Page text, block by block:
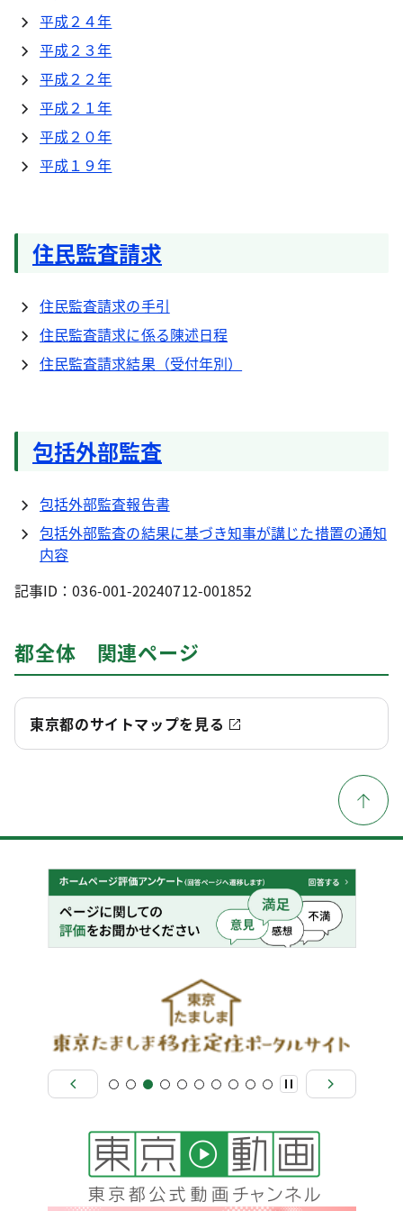
平成２４年
平成２３年
平成２２年
平成２１年
平成２０年
平成１９年
住民監査請求
住民監査請求の手引
住民監査請求に係る陳述日程
住民監査請求結果（受付年別）
包括外部監査
包括外部監査報告書
包括外部監査の結果に基づき知事が講じた措置の通知
内容
記事ID：036-001-20240712-001852
都全体 関連ページ
東京都のサイトマップを見る